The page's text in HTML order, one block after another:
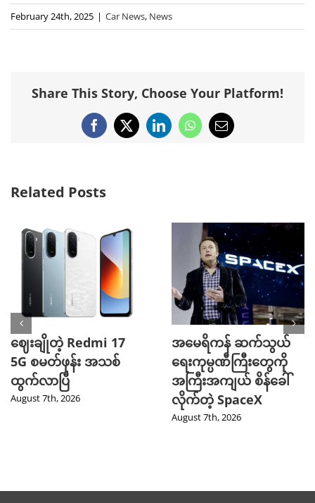
February 24th, 2025 | Car News, News
Share This Story, Choose Your Platform!
Facebook
X LinkedInWhatsApp
Email
Related Posts
ဈေးချိုတဲ့ Redmi 17
5G စမတ်ဖုန်း အသစ်
ထွက်လာပြီ
August 7th, 2026
အမေရိကန် ဆက်သွယ်
ရေးကုမ္ပဏီကြီးတွေကို
အကြီးအကျယ် စိန်ခေါ်
လိုက်တဲ့ SpaceX
August 7th, 2026